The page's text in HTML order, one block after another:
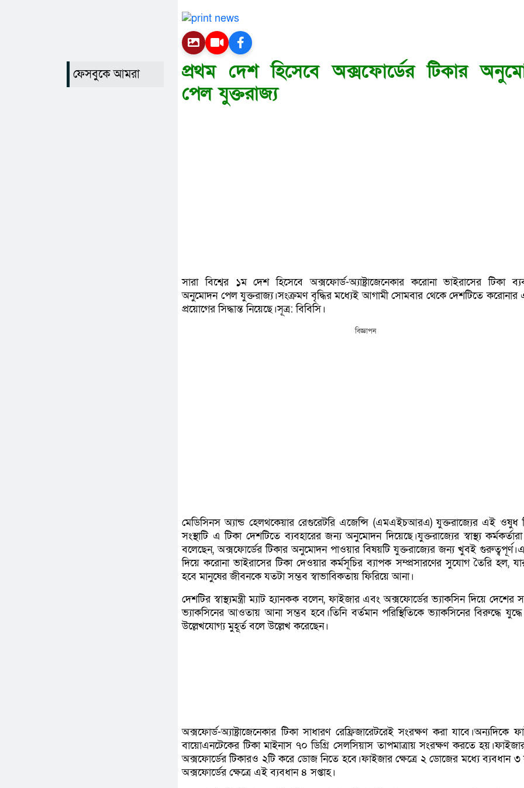
প্রথম দেশ হিসেবে অক্সফোর্ডের টিকার
পেল যুক্তরাজ্য
সারা বিশ্বের ১ম দেশ হিসেবে অক্সফোর্ড-অ্যাষ্ট্রাজেনেকার করোনা ভাইরাসের টিকা
অনুমোদন পেল যুক্তরাজ্য।সংক্রমণ বৃদ্ধির মধ্যেই আগামী সোমবার থেকে দেশটিতে করোনার
প্রয়োগের সিদ্ধান্ত নিয়েছে।সূত্র: বিবিসি।
বিজ্ঞাপন
মেডিসিনস অ্যান্ড হেলথকেয়ার রেগুরেটরি এজেন্সি (এমএইচআরএ) যুক্তরাজ্যের এই ওষুধ
সংস্থাটি এ টিকা দেশটিতে ব্যবহারের জন্য অনুমোদন দিয়েছে।যুক্তরাজ্যের স্বাস্থ্য
বলেছেন, অক্সফোর্ডের টিকার অনুমোদন পাওয়ার বিষয়টি যুক্তরাজ্যের জন্য খুবই
দিয়ে করোনা ভাইরাসের টিকা দেওয়ার কর্মসূচির ব্যাপক সম্প্রসারণের সুযোগ তৈরি হল,
হবে মানুষের জীবনকে যতটা সম্ভব স্বাভাবিকতায় ফিরিয়ে আনা।
দেশটির স্বাস্থ্যমন্ত্রী ম্যাট হ্যানকক বলেন, ফাইজার এবং অক্সফোর্ডের ভ্যাকসিন দিয়ে দেশের
ভ্যাকসিনের আওতায় আনা সম্ভব হবে।তিনি বর্তমান পরিস্থিতিকে ভ্যাকসিনের বিরুদ্ধে
উল্লেখযোগ্য মুহূর্ত বলে উল্লেখ করেছেন।
অক্সফোর্ড-অ্যাষ্ট্রাজেনেকার টিকা সাধারণ রেফ্রিজারেটরেই সংরক্ষণ করা যাবে।অন্যদিকে
বায়োএনটেকের টিকা মাইনাস ৭০ ডিগ্রি সেলসিয়াস তাপমাত্রায় সংরক্ষণ করতে
অক্সফোর্ডের টিকারও ২টি করে ডোজ নিতে হবে।ফাইজার ক্ষেত্রে ২ ডোজের মধ্যে ব্যবধান ৩
অক্সফোর্ডের ক্ষেত্রে এই ব্যবধান ৪ সপ্তাহ।
ফেসবুকে আমরা